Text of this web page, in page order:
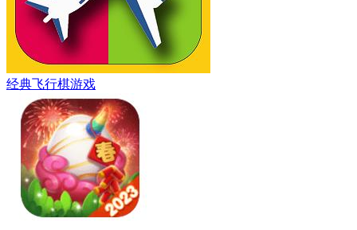
经典飞行棋游戏